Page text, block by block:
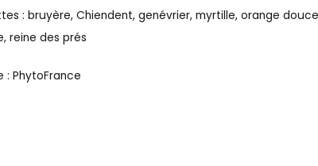
:bruyère,Chiendent,genévrier,myrtille,orange
,reine des prés
:PhytoFrance